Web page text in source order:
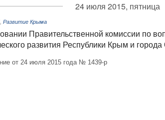
24 июля 2015, пятница
Развитие Крыма
Правительственной комиссии по
развития Республики Крым и
от 24 июля 2015 года № 1439-р